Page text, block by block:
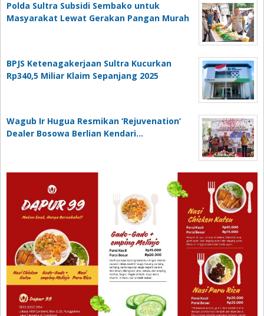
Polda Sultra Subsidi Sembako untuk
Masyarakat Lewat Gerakan Pangan Murah
BPJS Ketenagakerjaan Sultra Kucurkan
Rp340,5 Miliar Klaim Sepanjang 2025
Wagub Ir Hugua Resmikan ‘Rejuvenation’
Dealer Bosowa Berlian Kendari…